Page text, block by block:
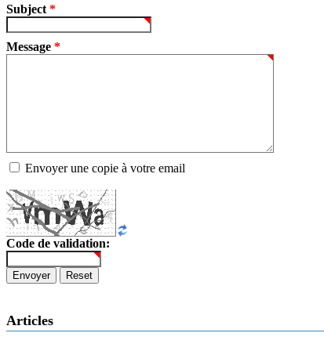
Subject *
Message *
Envoyer une copie à votre email
Code de validation:
Envoyer Reset
Articles